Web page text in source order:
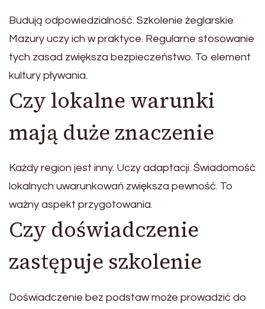
Budują odpowiedzialność. Szkolenie żeglarskie
Mazury uczy ich w praktyce. Regularne stosowanie
tych zasad zwiększa bezpieczeństwo. To element
kultury pływania.
Czy lokalne warunki
mają duże znaczenie
Każdy region jest inny. Uczy adaptacji. Świadomość
lokalnych uwarunkowań zwiększa pewność. To
ważny aspekt przygotowania.
Czy doświadczenie
zastępuje szkolenie
Doświadczenie bez podstaw może prowadzić do